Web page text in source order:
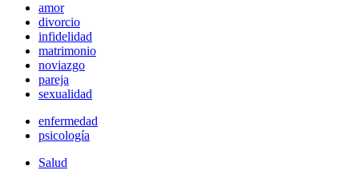
amor
divorcio
infidelidad
matrimonio
noviazgo
pareja
sexualidad
enfermedad
psicología
Salud